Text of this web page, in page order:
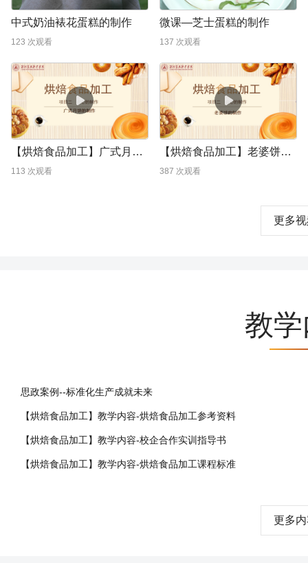
中式奶油裱花蛋糕的制作
123 次观看
微课—芝士蛋糕的制作
137 次观看
【烘焙食品加工】广式月饼的制作
113 次观看
【烘焙食品加工】老婆饼的制作
387 次观看
更多
教
思政案例--标准化生产成就未来
【烘焙食品加工】教学内容-烘焙食品加工参考资料
【烘焙食品加工】教学内容-校企合作实训指导书
【烘焙食品加工】教学内容-烘焙食品加工课程标准
更多